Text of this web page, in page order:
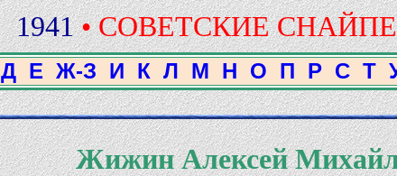
1941 • СОВЕТСКИЕ
Д Е Ж-З И К Л М Н О П Р С Т
Жижин Алексей